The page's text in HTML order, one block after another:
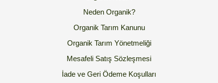
Neden Organik?
Organik Tarım Kanunu
Organik Tarım Yönetmeliği
Mesafeli Satış Sözleşmesi
İade ve Geri Ödeme Koşulları